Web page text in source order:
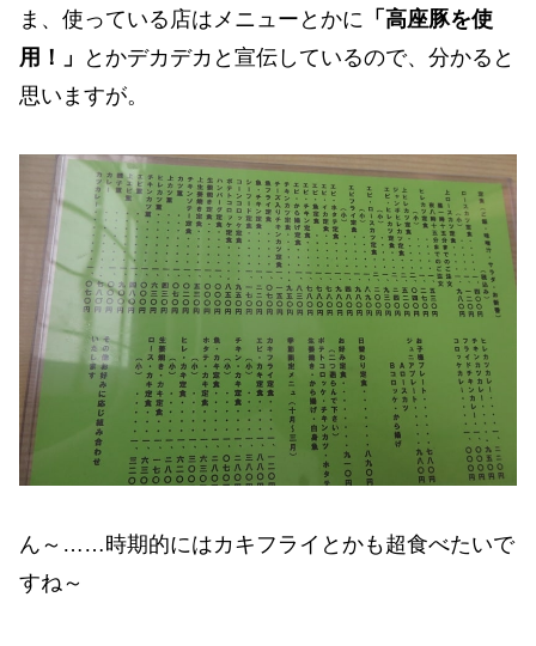
ま、使っている店はメニューとかに 「高座豚を使
用！」
とかデカデカと宣伝しているので、分かると
思いますが。
ん～……時期的にはカキフライとかも超食べたいで
すね～